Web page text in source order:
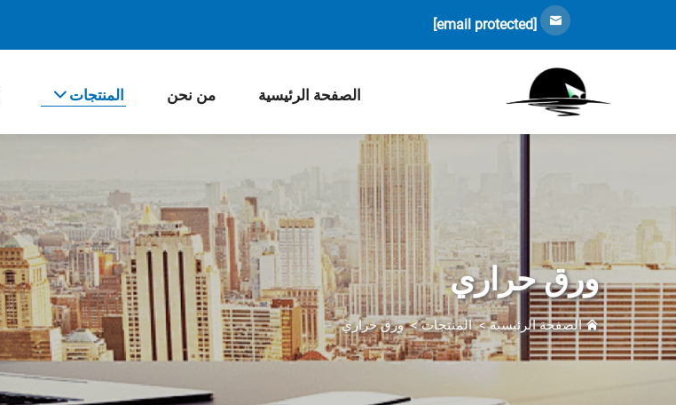
[email protected]
الصفحة الرئيسية من نحن المنتجات
ورق حراري
الصفحة الرئيسية>المنتجات>ورق حراري